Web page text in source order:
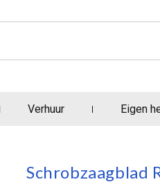
Verhuur Eigen
Schrobzaagblad